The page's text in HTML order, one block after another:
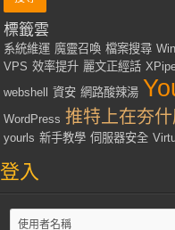
標籤雲
系統維運 魔靈召喚 檔案搜尋
VPS 效率提升 麗文正經話
webshell
資安 網路酸辣湯
WordPress 推特上在夯
yourls 新手教學 伺服器安全
登入